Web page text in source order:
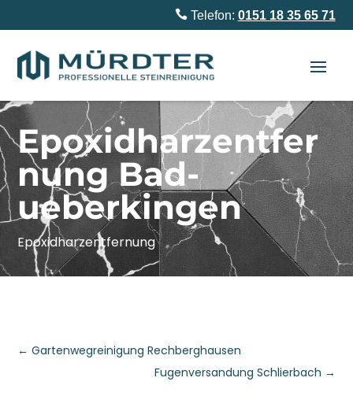
Telefon: 0151 18 35 65 71
Epoxidharzentfer
nung Bad-
ueberkingen
Epoxidharzentfernung
←Gartenwegreinigung Rechberghausen
Fugenversandung Schlierbach →